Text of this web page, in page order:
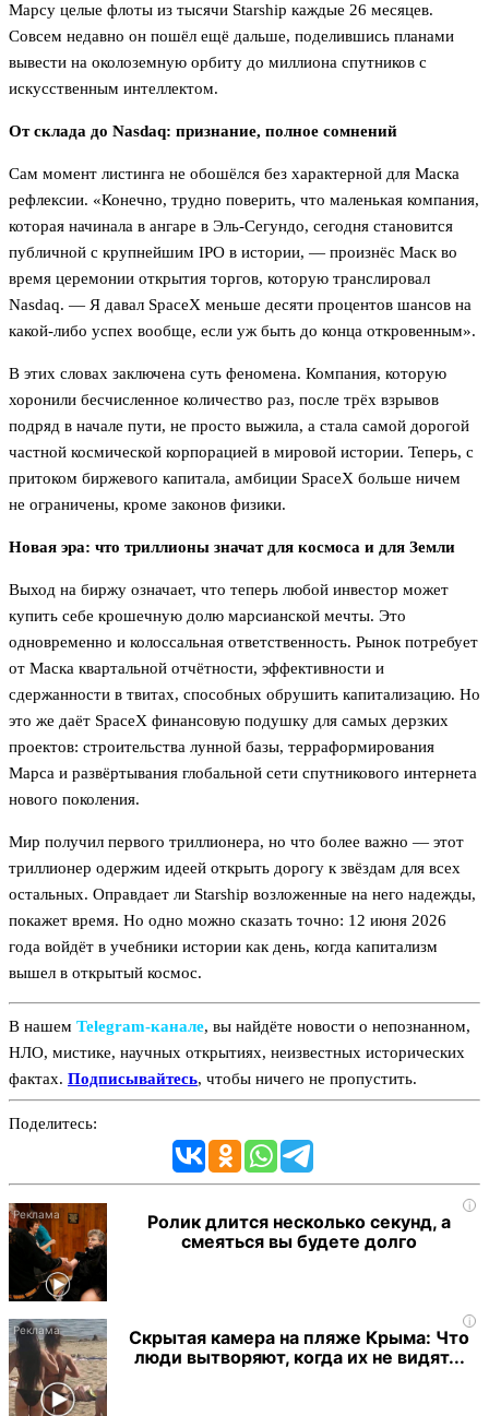
Марсу целые флоты из тысячи Starship каждые 26 месяцев.
Совсем недавно он пошёл ещё дальше, поделившись планами
вывести на околоземную орбиту до миллиона спутников с
искусственным интеллектом.
От склада до Nasdaq: признание, полное сомнений
Сам момент листинга не обошёлся без характерной для Маска
рефлексии. «Конечно, трудно поверить, что маленькая компания,
которая начинала в ангаре в Эль-Сегундо, сегодня становится
публичной с крупнейшим IPO в истории, — произнёс Маск во
время церемонии открытия торгов, которую транслировал
Nasdaq. — Я давал SpaceX меньше десяти процентов шансов на
какой-либо успех вообще, если уж быть до конца откровенным».
В этих словах заключена суть феномена. Компания, которую
хоронили бесчисленное количество раз, после трёх взрывов
подряд в начале пути, не просто выжила, а стала самой дорогой
частной космической корпорацией в мировой истории. Теперь, с
притоком биржевого капитала, амбиции SpaceX больше ничем
не ограничены, кроме законов физики.
Новая эра: что триллионы значат для космоса и для Земли
Выход на биржу означает, что теперь любой инвестор может
купить себе крошечную долю марсианской мечты. Это
одновременно и колоссальная ответственность. Рынок потребует
от Маска квартальной отчётности, эффективности и
сдержанности в твитах, способных обрушить капитализацию. Но
это же даёт SpaceX финансовую подушку для самых дерзких
проектов: строительства лунной базы, терраформирования
Марса и развёртывания глобальной сети спутникового интернета
нового поколения.
Мир получил первого триллионера, но что более важно — этот
триллионер одержим идеей открыть дорогу к звёздам для всех
остальных. Оправдает ли Starship возложенные на него надежды,
покажет время. Но одно можно сказать точно: 12 июня 2026
года войдёт в учебники истории как день, когда капитализм
вышел в открытый космос.
В нашем Telegram‑канале, вы найдёте новости о непознанном,
НЛО, мистике, научных открытиях, неизвестных исторических
фактах. Подписывайтесь, чтобы ничего не пропустить.
Поделитесь:
i
Ролик длится несколько секунд, а
смеяться вы будете долго
i
Скрытая камера на пляже Крыма: Что
люди вытворяют, когда их не видят...